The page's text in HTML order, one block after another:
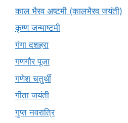
काल भैरव अष्टमी (कालभैरव जयंती)
कृष्ण जन्माष्टमी
गंगा दशहरा
गणगौर पूजा
गणेश चतुर्थी
गीता जयंती
गुप्त नवरात्रि